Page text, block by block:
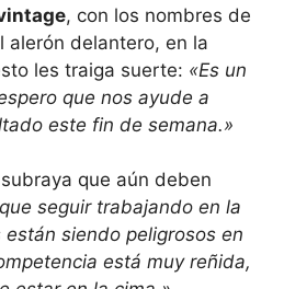
, con los nombres de
alerón delantero, en la
les traiga suerte: «Es un
que nos ayude a
este fin de semana.»
que aún deben
seguir trabajando en la
siendo peligrosos en
está muy reñida,